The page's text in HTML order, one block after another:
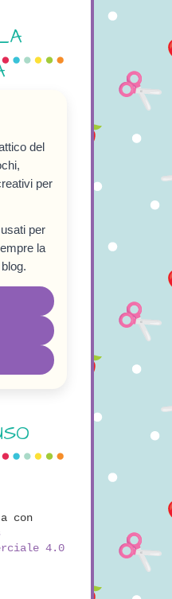
del
per
per
la
con
4.0